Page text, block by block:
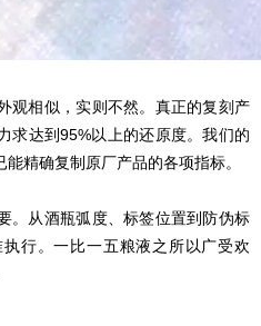
观相似，实则不然。真正的复刻 产
求达到95%以上的还原度。我们的
精确复制原厂产品的各项指标。
。从酒瓶弧度、标签位置到防伪标
行。一比一五粮液之所以广受欢